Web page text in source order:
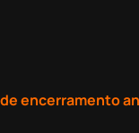
encerramento